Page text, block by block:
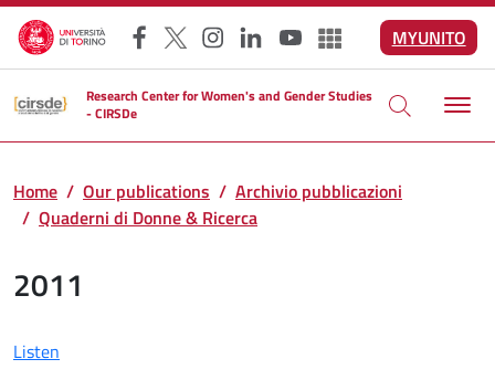
Skip to main content
Facebook
X Instagram
LinkedInYouTubeAltri social
MYUNITO
Research Center for Women's and Gender Studies
- CIRSDe
Home Our publications
Archivio pubblicazioni
Quaderni di Donne & Ricerca
2011
Listen